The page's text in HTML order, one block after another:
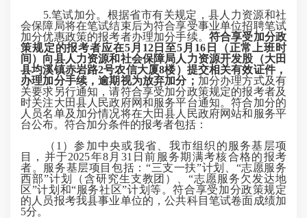
5.笔试加分。根据省市有关规定，县人力资源和社
会保障局将在笔试结束后为符合享受事业单位招聘笔试
加分优惠政策的报考者办理加分手续。 符合享受加分政
策规定的报考者应在5月12日至5月16日（正常上班时
间）向县人力资源和社会保障局人力资源开发股（大田
县均溪镇赤岩路2号农信大厦8楼）提交相关有效证件，
办理加分手续，逾期视为放弃加分； 加分办理方式及有
关要求另行通知，请符合享受加分政策规定的报考者及
时关注大田县人民政府网和服务平台通知。符合加分的
人员名单及加分情况将在大田县人民政府网站和服务平
台公布。符合加分条件的报考者包括：
（1）参加中央或我省、我市组织的服务基层项
目，并于2025年8月31日前服务期满考核合格的报考
者。服务基层项目包括：“三支一扶”计划、“志愿服务
西部”计划（含研究生支教团）、“志愿服务欠发达地
区”计划和“服务社区”计划等。符合享受加分政策规定
的人员报考我县事业单位的，公共科目笔试卷面成绩加
5分。